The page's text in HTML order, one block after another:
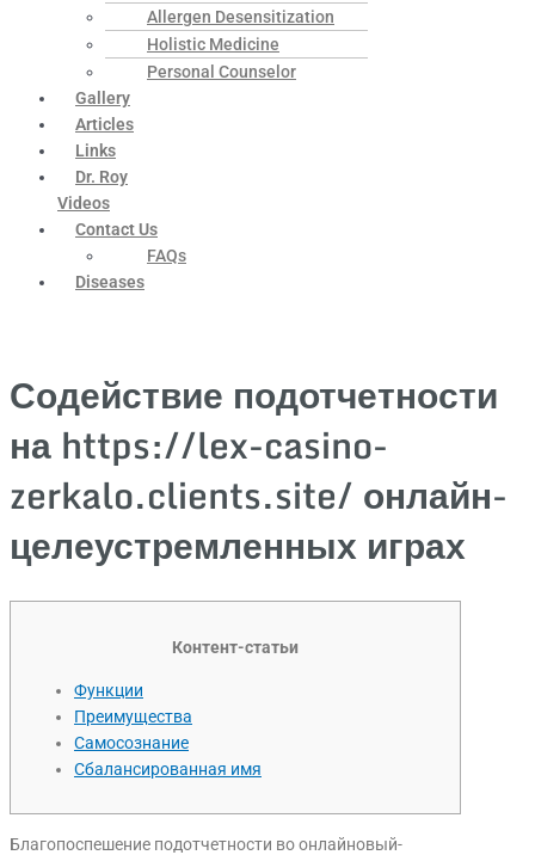
Allergen Desensitization
Holistic Medicine
Personal Counselor
Gallery
Articles
Links
Dr. Roy
Videos
Contact Us
FAQs
Diseases
Содействие подотчетности
на https://lex-casino-
zerkalo.clients.site/ онлайн-
целеустремленных играх
Контент-статьи
Функции
Преимущества
Самосознание
Сбалансированная имя
Благопоспешение подотчетности во онлайновый-